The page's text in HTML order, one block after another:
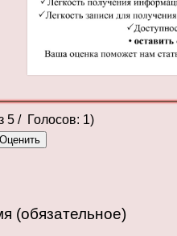
5 / Голосов: 1)
(обязательное)